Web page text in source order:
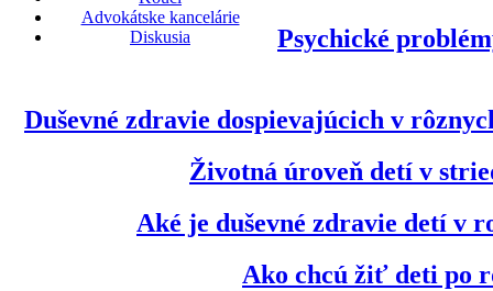
Advokátske kancelárie
Diskusia
Psychické
Duševné zdravie dospievajúcich v
Životná úroveň detí v
Aké je duševné zdravie detí v
Ako chcú žiť deti po